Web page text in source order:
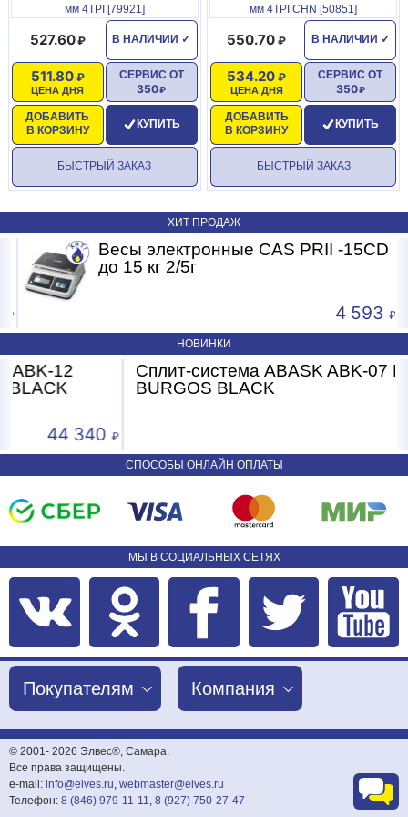
мм 4TPI [79921]
В НАЛИЧИИ ✓
527.60
ЦЕНА ДНЯ
511.80
ДОБАВИТЬ
В КОРЗИНУ
СЕРВИС ОТ
350
КУПИТЬ
БЫСТРЫЙ ЗАКАЗ
мм 4TPI CHN [50851]
В НАЛИЧИИ ✓
550.70
ЦЕНА ДНЯ
534.20
ДОБАВИТЬ
В КОРЗИНУ
СЕРВИС ОТ
350
КУПИТЬ
БЫСТРЫЙ ЗАКАЗ
ХИТ ПРОДАЖ
Весы электронные CAS PRII -15CD
до 15 кг 2/5г
4 593
НОВИНКИ
Сплит-система ABASK ABK-07
BRG/TC2/E1 BURGOS BLACK
СПОСОБЫ ОНЛАЙН ОПЛАТЫ
МЫ В СОЦИАЛЬНЫХ СЕТЯХ
Покупателям Компания
© 2001- 2026 Элвес®, Самара.
Все права защищены.
e-mail: info@elves.ru, webmaster@elves.ru
Телефон: 8 (846) 979-11-11, 8 (927) 750-27-47